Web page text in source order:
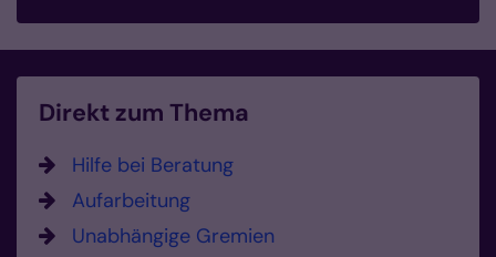
Direkt zum Thema
Hilfe bei Beratung
Aufarbeitung
Unabhängige Gremien